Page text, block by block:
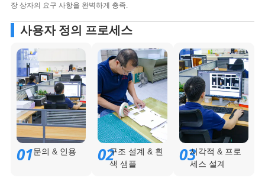
장 상자의 요구 사항을 완벽하게 충족.
사용자 정의 프로세스
01문의 & 인용 02구조 설계 & 흰
색 샘플
03시각적 & 프로
세스 설계